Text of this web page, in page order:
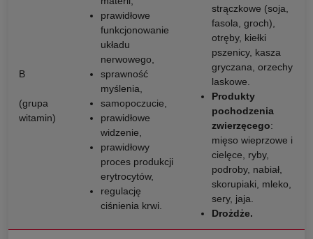
B
(grupa
witamin)
prawidłowe
funkcjonowanie
układu
nerwowego,
sprawność
myślenia,
samopoczucie,
prawidłowe
widzenie,
prawidłowy
proces produkcji
erytrocytów,
regulację
ciśnienia krwi.
strączkowe (soja,
fasola, groch),
otręby, kiełki
pszenicy, kasza
gryczana, orzechy
laskowe.
Produkty
pochodzenia
zwierzęcego:
mięso wieprzowe i
cielęce, ryby,
podroby, nabiał,
skorupiaki, mleko,
sery, jaja.
Drożdże.